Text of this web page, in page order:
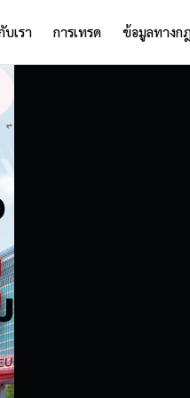
บเรา การเทรด ข้อมูลทางก